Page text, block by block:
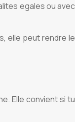
egales ou avec
elle peut rendre le
Elle convient si tu